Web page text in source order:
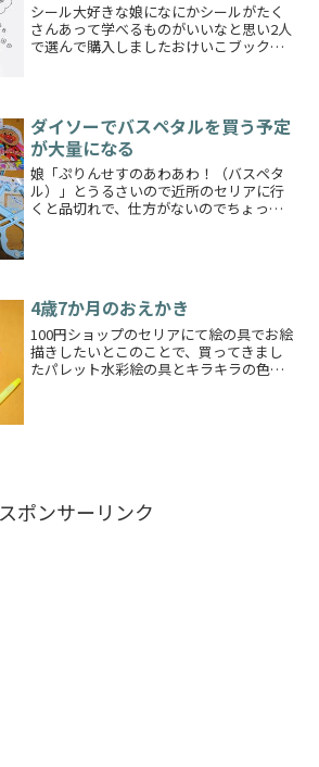
シール大好きな娘になにかシールがたく
さんあって学べるものがいいなと思い2人
で選んで購入しましたおけいこブックな
ルえほん新幹線！だ...
ダイソーでバスペタルを買う予定
が大量になる
娘「ぷりんせすのあわあわ！（バスペタ
ル）」とうるさいので近所のセリアに行
くと品切れで、仕方がないのでちょっと
4歳7か月のおえかき
100円ショップのセリアにて絵の具でお絵
描きしたいとこのことで、買ってきまし
たパレット水彩絵の具とキラキラの色の
スポンサーリンク